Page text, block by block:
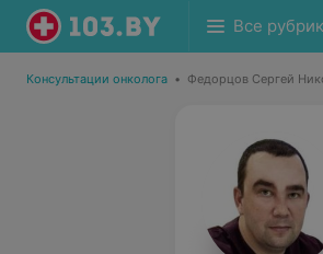
Все
Консультации онколога • Федорцов Сергей